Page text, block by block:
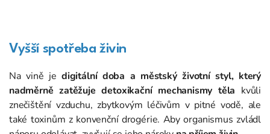
Vyšší spotřeba živin
Na vině je digitální doba a městský životní styl, který
nadměrně zatěžuje detoxikační mechanismy těla kvůli
znečištění vzduchu, zbytkovým léčivům v pitné vodě, ale
také toxinům z konvenční drogérie. Aby organismus zvládl